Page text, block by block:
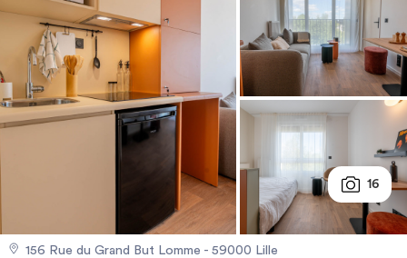
Je cherche un logement
Je propose un bien
16
156 Rue du Grand But Lomme - 59000 Lille